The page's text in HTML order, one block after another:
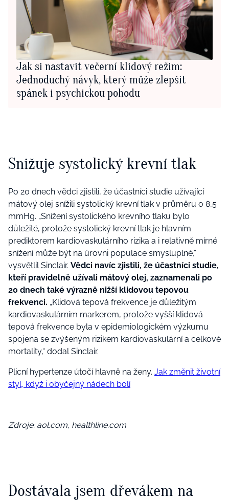
Jak si nastavit večerní klidový režim:
Jednoduchý návyk, který může zlepšit
spánek i psychickou pohodu
Snižuje systolický krevní tlak
Po 20 dnech vědci zjistili, že účastníci studie užívající
mátový olej snížili systolický krevní tlak v průměru o 8,5
mmHg. „Snížení systolického krevního tlaku bylo
důležité, protože systolický krevní tlak je hlavním
prediktorem kardiovaskulárního rizika a i relativně mírné
snížení může být na úrovni populace smysluplné,“
vysvětlil Sinclair. Vědci navíc zjistili, že účastníci studie,
kteří pravidelně užívali mátový olej, zaznamenali po
20 dnech také výrazně nižší klidovou tepovou
frekvenci. „Klidová tepová frekvence je důležitým
kardiovaskulárním markerem, protože vyšší klidová
tepová frekvence byla v epidemiologickém výzkumu
spojena se zvýšeným rizikem kardiovaskulární a celkové
mortality,“ dodal Sinclair.
Plicní hypertenze útočí hlavně na ženy. Jak změnit životní
styl, když i obyčejný nádech bolí
Zdroje: aol.com, healthline.com
Dostávala jsem dřevákem na